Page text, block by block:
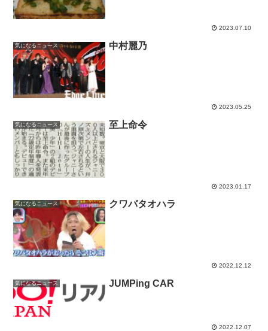
2023.07.10
気になるニュース 中村麗乃
2023.05.25
気になるニュース 至上命令
2023.01.17
気になるニュース クワバタオハラ
2022.12.12
気になるニュース JUMPing CAR
2022.12.07